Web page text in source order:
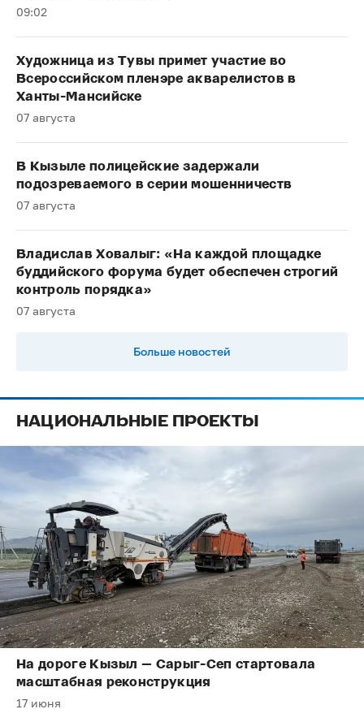
09:02
Художница из Тувы примет участие во
Всероссийском пленэре акварелистов в
Ханты-Мансийске
07 августа
В Кызыле полицейские задержали
подозреваемого в серии мошенничеств
07 августа
Владислав Ховалыг: «На каждой площадке
буддийского форума будет обеспечен строгий
контроль порядка»
07 августа
Больше новостей
НАЦИОНАЛЬНЫЕ ПРОЕКТЫ
На дороге Кызыл — Сарыг-Сеп стартовала
масштабная реконструкция
17 июня